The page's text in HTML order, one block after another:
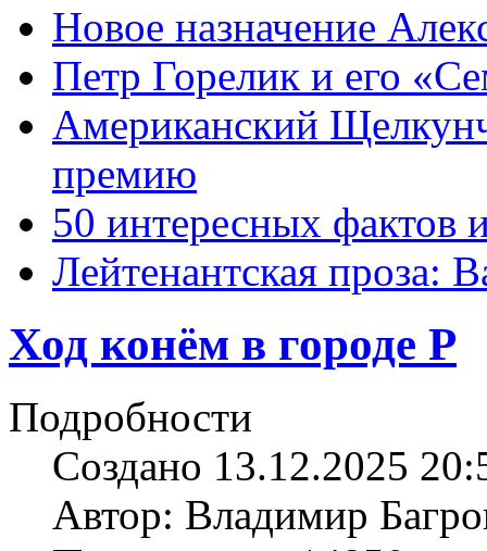
Новое назначение
Петр Горелик и его
Американский
премию
50 интересных фактов
Лейтенантская проза:
Ход конём в городе Р
Подробности
Создано 13.12.2025
Автор: Владимир